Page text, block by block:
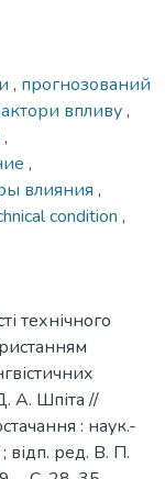
, прогнозований
впливу,
,
,
влияния ,
condition ,
технічного
А. Шпіта //
: наук.-
відп. ред. В. П.